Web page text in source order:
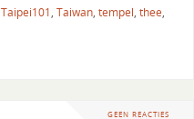
Taipei101, Taiwan, tempel, thee,
GEEN REACTIES